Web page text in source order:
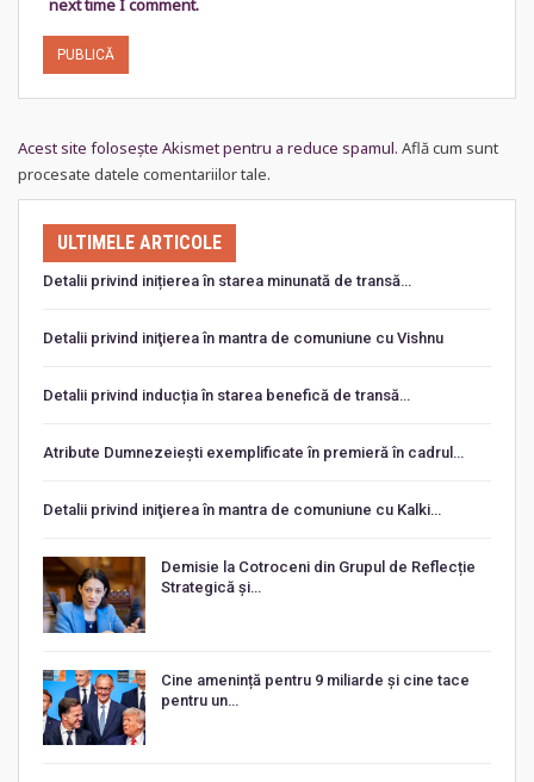
next time I comment.
Acest site folosește Akismet pentru a reduce spamul. Află cum sunt
procesate datele comentariilor tale.
ULTIMELE ARTICOLE
Detalii privind inițierea în starea minunată de transă…
Detalii privind iniţierea în mantra de comuniune cu Vishnu
Detalii privind inducția în starea benefică de transă…
Atribute Dumnezeiești exemplificate în premieră în cadrul…
Detalii privind iniţierea în mantra de comuniune cu Kalki…
Demisie la Cotroceni din Grupul de Reflecție
Strategică și…
Cine amenință pentru 9 miliarde și cine tace
pentru un…